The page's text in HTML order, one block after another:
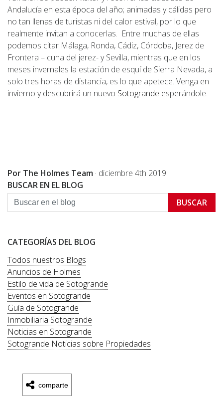
Andalucía en esta época del año; animadas y cálidas pero
no tan llenas de turistas ni del calor estival, por lo que
realmente invitan a conocerlas. Entre muchas de ellas
podemos citar Málaga, Ronda, Cádiz, Córdoba, Jerez de
Frontera – cuna del jerez- y Sevilla, mientras que en los
meses invernales la estación de esquí de Sierra Nevada, a
solo tres horas de distancia, es lo que apetece. Venga en
invierno y descubrirá un nuevo Sotogrande esperándole.
Por The Holmes Team · diciembre 4th 2019
BUSCAR EN EL BLOG
BUSCAR
CATEGORÍAS DEL BLOG
Todos nuestros Blogs
Anuncios de Holmes
Estilo de vida de Sotogrande
Eventos en Sotogrande
Guía de Sotogrande
Inmobiliaria Sotogrande
Noticias en Sotogrande
Sotogrande Noticias sobre Propiedades
comparte